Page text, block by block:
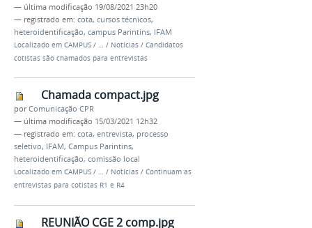
— última modificação 19/08/2021 23h20
— registrado em: cota, cursos técnicos,
heteroidentificação, campus Parintins, IFAM
Localizado em CAMPUS / / Notícias / Candidatos
cotistas são chamados para entrevistas
Chamada compact.jpg
porComunicação CPR
— última modificação 15/03/2021 12h32
— registrado em: cota, entrevista, processo
seletivo, IFAM, Campus Parintins,
heteroidentificação, comissão local
Localizado em CAMPUS / … / Notícias / Continuam as
entrevistas para cotistas R1 e R4
REUNIÃO CGE 2 comp.jpg